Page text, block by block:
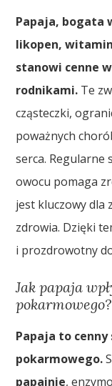
Papaja, bogata
likopen,
stanowi cenne
rodnikami. Te
cząsteczki,
poważnych
serca. Regularne
owocu pomaga
jest kluczowy dla
zdrowia. Dzięki
i prozdrowotny
Jak papaja
pokarmowego?
Papaja to cenny
pokarmowego.
papainie,